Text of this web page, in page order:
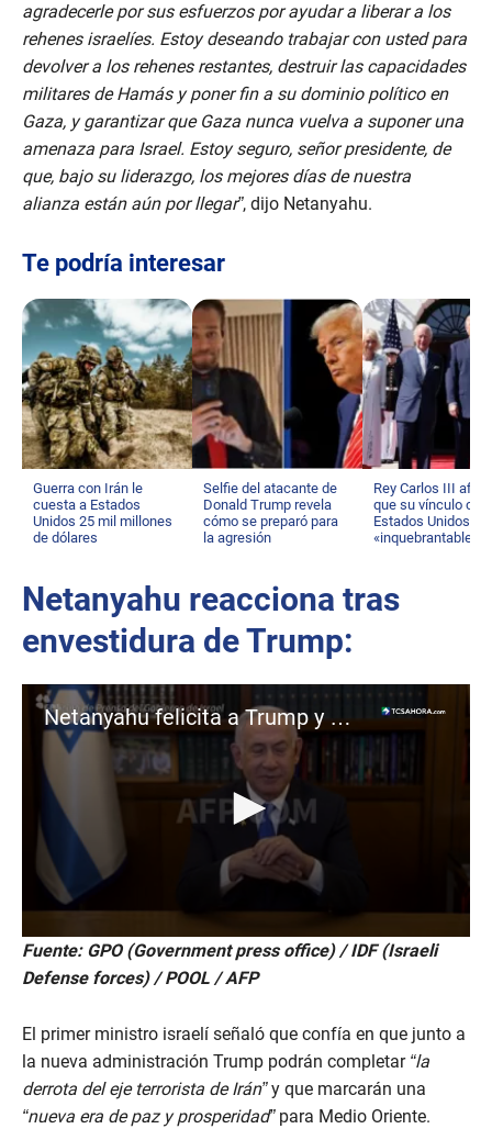
agradecerle por sus esfuerzos por ayudar a liberar a los
rehenes israelíes. Estoy deseando trabajar con usted para
devolver a los rehenes restantes, destruir las capacidades
militares de Hamás y poner fin a su dominio político en
Gaza, y garantizar que Gaza nunca vuelva a suponer una
amenaza para Israel. Estoy seguro, señor presidente, de
que, bajo su liderazgo, los mejores días de nuestra
alianza están aún por llegar”, dijo Netanyahu.
Te podría interesar
Guerra con Irán le
cuesta a Estados
Unidos 25 mil millones
de dólares
Selfie del atacante de
Donald Trump revela
cómo se preparó para
la agresión
Rey Carlos III
que su vínculo con
Estados Unidos es
«inquebrantable»
Netanyahu reacciona tras
envestidura de Trump:
Netanyahu felicita a Trump y dice que los "días más hermosos" están por llegar
0
s
e
n
s
o
f
1
Fuente: GPO (Government press office) / IDF (Israeli
Defense forces) / POOL / AFP
El primer ministro israelí señaló que confía en que junto a
la nueva administración Trump podrán completar “la
derrota del eje terrorista de Irán”y que marcarán una
“nueva era de paz y prosperidad”para Medio Oriente.